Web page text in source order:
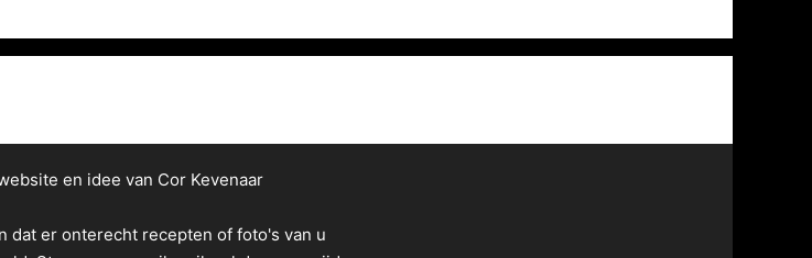
en idee van Cor Kevenaar
dat er onterecht recepten of foto's van u